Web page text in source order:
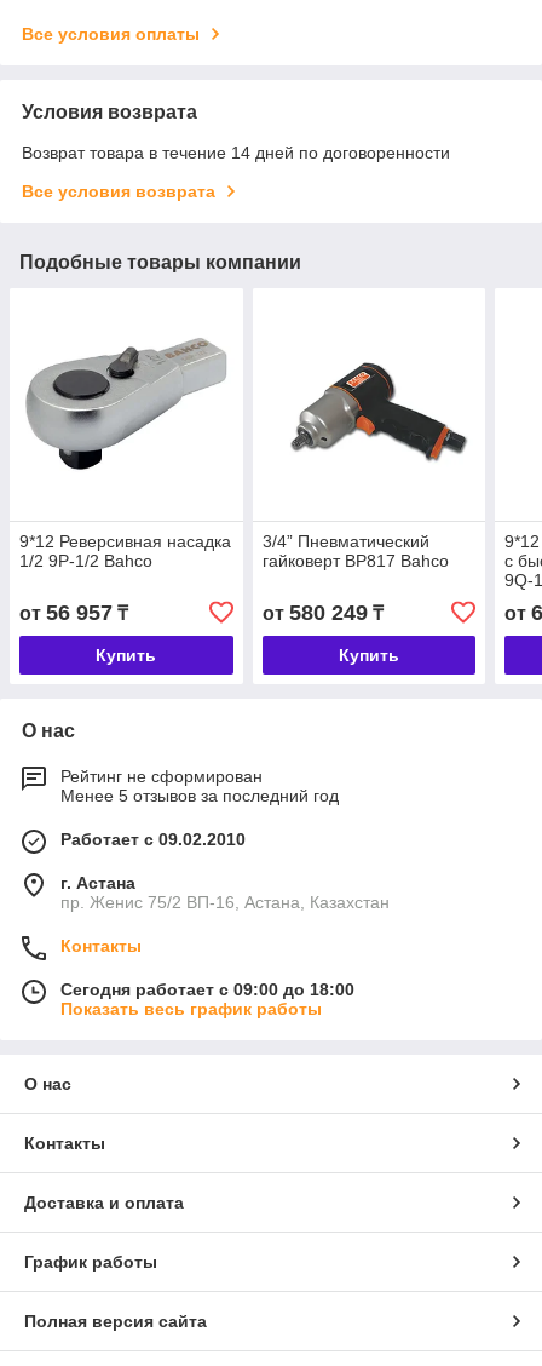
Все условия оплаты
Условия возврата
Возврат товара в течение 14 дней по договоренности
Все условия возврата
Подобные товары компании
9*12 Реверсивная насадка
1/2 9P-1/2 Bahco
от 56 957 ₸
Купить
3/4” Пневматический
гайковерт BP817 Bahco
от 580 249₸
Купить
с
9Q-
от
О нас
Рейтинг не сформирован
Менее 5 отзывов за последний год
Работает с 09.02.2010
г. Астана
пр. Женис 75/2 ВП-16, Астана, Казахстан
Контакты
Сегодня работает с 09:00 до 18:00
Показать весь график работы
О нас
Контакты
Доставка и оплата
График работы
Полная версия сайта